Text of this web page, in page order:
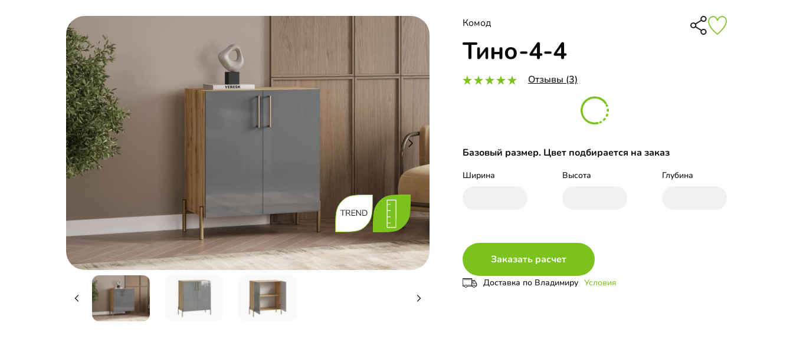
Комод
Тино-4-4
Отзывы (3)
Базовый размер. Цвет подбирается на заказ
Ширина Высота Глубина
Заказать расчет
Доставка по Владимиру Условия